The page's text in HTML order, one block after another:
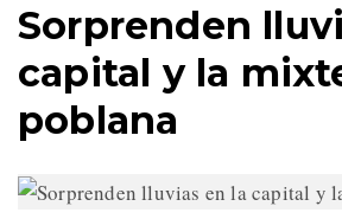
Sorprenden
capital y la
poblana